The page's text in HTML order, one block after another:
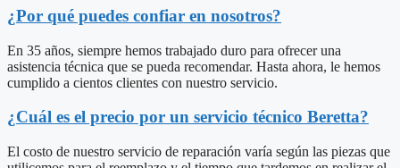
¿Por qué puedes confiar en nosotros?
En 35 años, siempre hemos trabajado duro para ofrecer una
asistencia técnica que se pueda recomendar. Hasta ahora, le hemos
cumplido a cientos clientes con nuestro servicio.
¿Cuál es el precio por un servicio técnico Beretta?
El costo de nuestro servicio de reparación varía según las piezas que